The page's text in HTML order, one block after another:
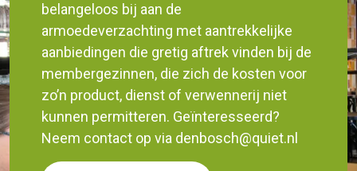
belangeloos bij aan de
armoedeverzachting met aantrekkelijke
aanbiedingen die gretig aftrek vinden bij de
membergezinnen, die zich de kosten voor
zo’n product, dienst of verwennerij niet
kunnen permitteren. Geïnteresseerd?
Neem contact op via denbosch@quiet.nl